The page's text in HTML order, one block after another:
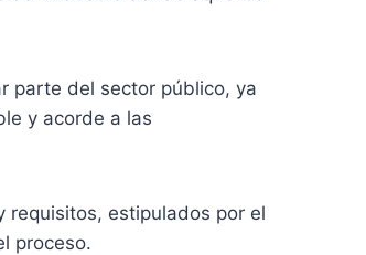
parte del sector público, ya
y acorde a las
requisitos, estipulados por el
proceso.